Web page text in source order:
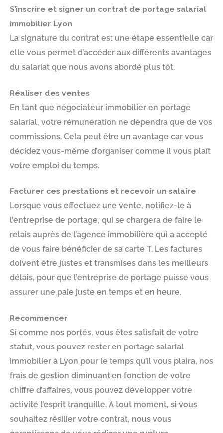
S’inscrire et signer un contrat de portage salarial
immobilier Lyon
La signature du contrat est une étape essentielle car
elle vous permet d’accéder aux différents avantages
du salariat que nous avons abordé plus tôt.
Réaliser des ventes
En tant que négociateur immobilier en portage
salarial, votre rémunération ne dépendra que de vos
commissions. Cela peut être un avantage car vous
décidez vous-même d’organiser comme il vous plaît
votre emploi du temps.
Facturer ces prestations et recevoir un salaire
Lorsque vous effectuez une vente, notifiez-le à
l’entreprise de portage, qui se chargera de faire le
relais auprès de l’agence immobilière qui a accepté
de vous faire bénéficier de sa carte T. Les factures
doivent être justes et transmises dans les meilleurs
délais, pour que l’entreprise de portage puisse vous
assurer une paie juste en temps et en heure.
Recommencer
Si comme nos portés, vous êtes satisfait de votre
statut, vous pouvez rester en portage salarial
immobilier à Lyon pour le temps qu’il vous plaira, nos
frais de gestion diminuant en fonction de votre
chiffre d’affaires, vous pouvez développer votre
activité l’esprit tranquille. À tout moment, si vous
souhaitez résilier votre contrat, nous vous